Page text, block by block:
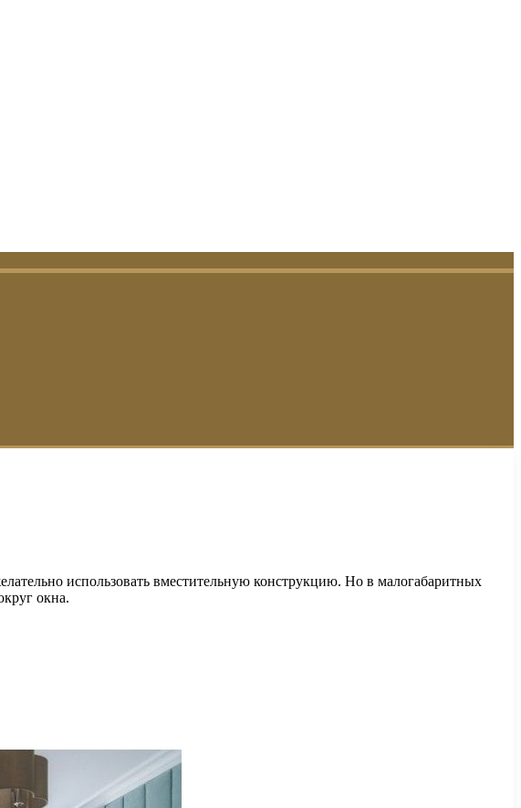
использовать вместительную конструкцию. Но в малогабаритных
окна.